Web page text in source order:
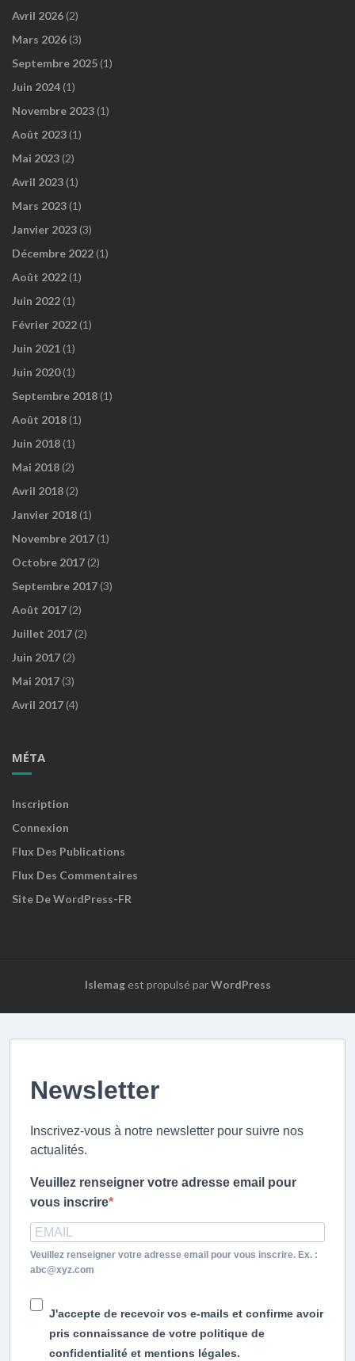
Avril 2026 (2)
Mars 2026 (3)
Septembre 2025 (1)
Juin 2024 (1)
Novembre 2023 (1)
Août 2023 (1)
Mai 2023 (2)
Avril 2023 (1)
Mars 2023 (1)
Janvier 2023 (3)
Décembre 2022 (1)
Août 2022 (1)
Juin 2022 (1)
Février 2022 (1)
Juin 2021 (1)
Juin 2020(1)
Septembre 2018 (1)
Août 2018 (1)
Juin 2018 (1)
Mai 2018 (2)
Avril 2018 (2)
Janvier 2018 (1)
Novembre 2017 (1)
Octobre 2017 (2)
Septembre 2017 (3)
Août 2017 (2)
Juillet 2017 (2)
Juin 2017 (2)
Mai 2017 (3)
Avril 2017 (4)
MÉTA
Inscription
Connexion
Flux Des Publications
Flux Des Commentaires
Site De WordPress-FR
Islemagest propulsé parWordPress
Newsletter
Inscrivez-vous à notre newsletter pour suivre nos
actualités.
Veuillez renseigner votre adresse email pour
vous inscrire
Veuillez renseigner votre adresse email pour vous inscrire. Ex. :
abc@xyz.com
J'accepte de recevoir vos e-mails et confirme avoir
pris connaissance de votre politique de
confidentialité et mentions légales.